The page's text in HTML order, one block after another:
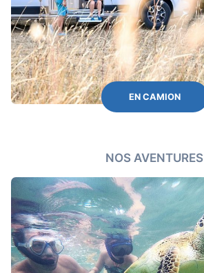
EN CAMION
NOS AVENTURES